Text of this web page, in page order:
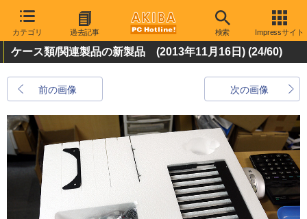
カテゴリ 過去記事 検索 Impressサイト
ケース類/関連製品の新製品 (2013年11月16日) (24/60)
前の画像 次の画像